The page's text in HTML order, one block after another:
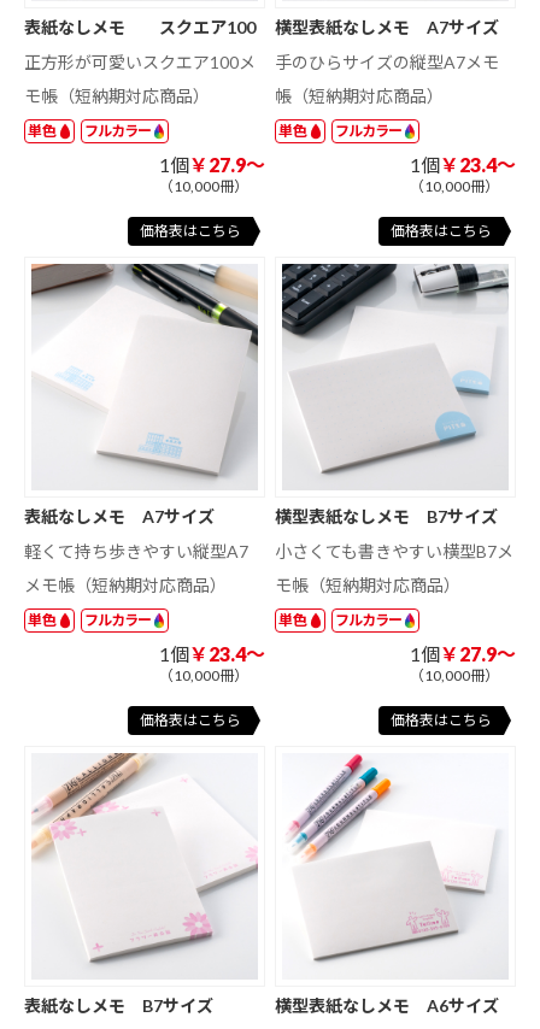
表紙なしメモ スクエア100
正方形が可愛いスクエア100メ
モ帳（短納期対応商品）
単色 フルカラー
1個￥27.9～
（10,000冊）
価格表はこちら
横型表紙なしメモ A7サイズ
手のひらサイズの縦型A7メモ
帳（短納期対応商品）
単色 フルカラー
1個￥23.4～
（10,000冊）
価格表はこちら
表紙なしメモ A7サイズ
軽くて持ち歩きやすい縦型A7
メモ帳（短納期対応商品）
単色 フルカラー
1個￥23.4～
（10,000冊）
価格表はこちら
横型表紙なしメモ B7サイズ
小さくても書きやすい横型B7メ
モ帳（短納期対応商品）
単色 フルカラー
1個￥27.9～
（10,000冊）
価格表はこちら
表紙なしメモ B7サイズ
横型表紙なしメモ A6サイズ